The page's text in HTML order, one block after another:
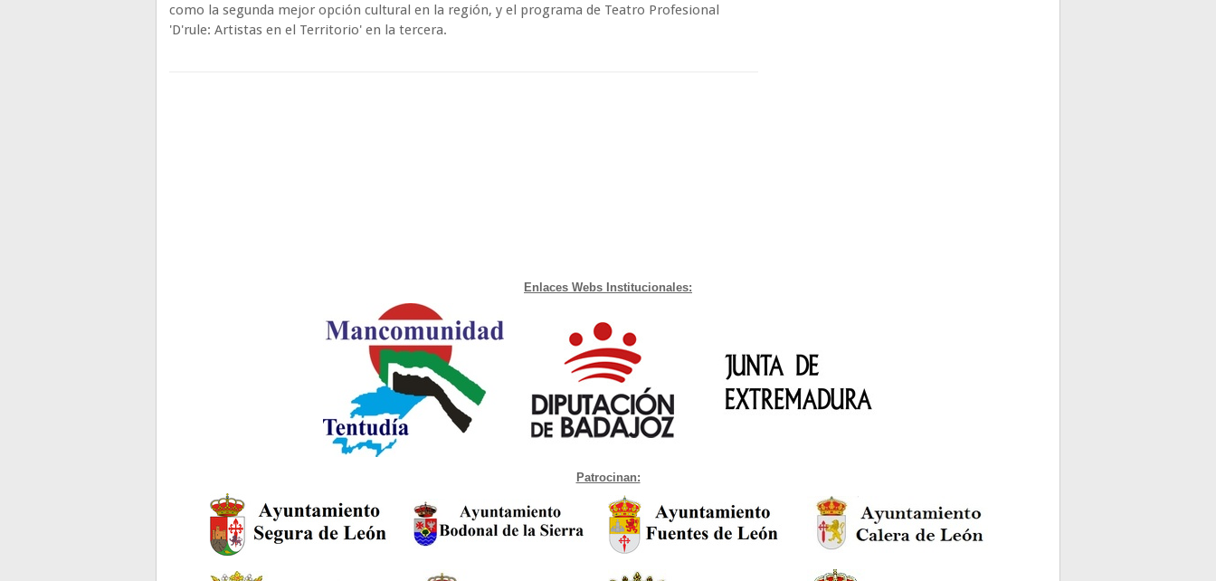
como la segunda mejor opción cultural en la región, y el programa de Teatro Profesional
'D'rule: Artistas en el Territorio' en la tercera.
Enlaces Webs Institucionales:
Patrocinan: